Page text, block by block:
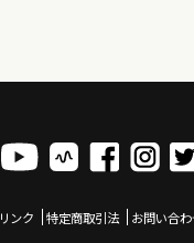
リンク 特定商取引法 お問い合